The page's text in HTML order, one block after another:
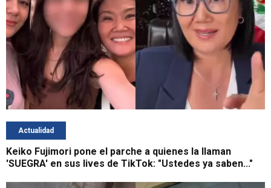
Actualidad
Keiko Fujimori pone el parche a quienes la llaman
'SUEGRA' en sus lives de TikTok: "Ustedes ya saben..."